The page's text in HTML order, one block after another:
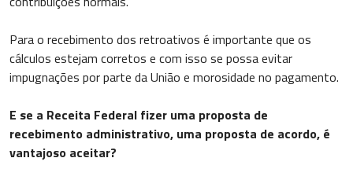
Para o recebimento dos retroativos é importante que os
cálculos estejam corretos e com isso se possa evitar
impugnações por parte da União e morosidade no pagamento.
E se a Receita Federal fizer uma proposta de
recebimento administrativo, uma proposta de acordo, é
vantajoso aceitar?